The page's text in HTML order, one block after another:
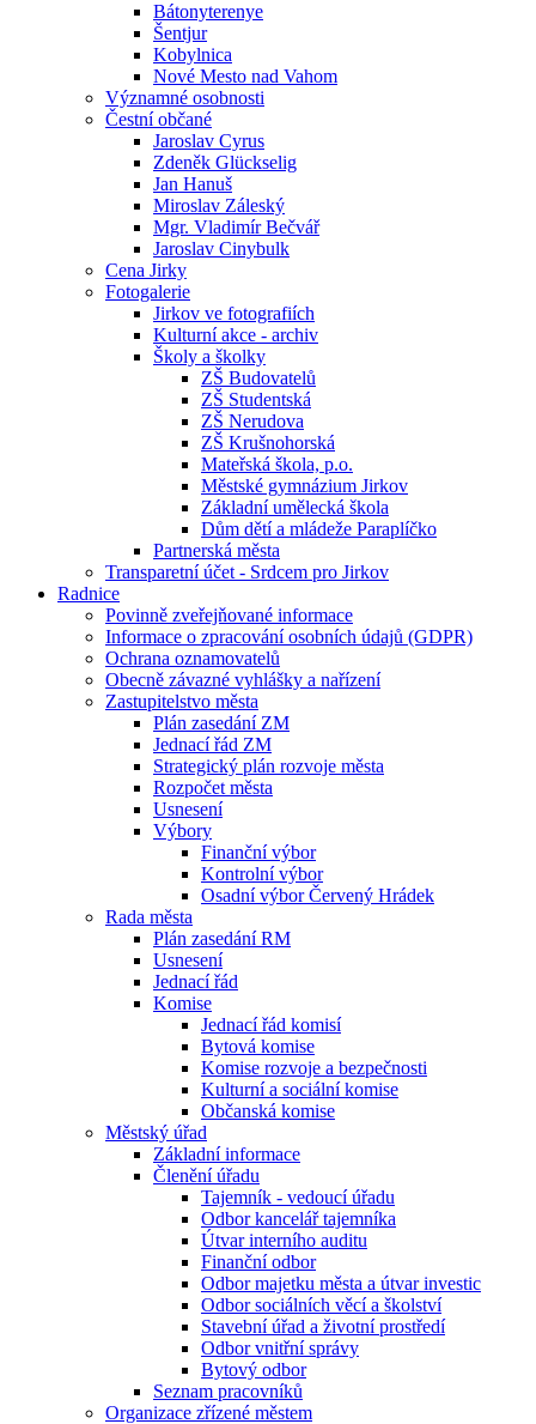
Bátonyterenye
Šentjur
Kobylnica
Nové Mesto nad Vahom
Významné osobnosti
Čestní občané
Jaroslav Cyrus
Zdeněk Glückselig
Jan Hanuš
Miroslav Záleský
Mgr. Vladimír Bečvář
Jaroslav Cinybulk
Cena Jirky
Fotogalerie
Jirkov ve fotografiích
Kulturní akce - archiv
Školy a školky
ZŠ Budovatelů
ZŠ Studentská
ZŠ Nerudova
ZŠ Krušnohorská
Mateřská škola, p.o.
Městské gymnázium Jirkov
Základní umělecká škola
Dům dětí a mládeže Paraplíčko
Partnerská města
Transparetní účet - Srdcem pro Jirkov
Radnice
Povinně zveřejňované informace
Informace o zpracování osobních údajů (GDPR)
Ochrana oznamovatelů
Obecně závazné vyhlášky a nařízení
Zastupitelstvo města
Plán zasedání ZM
Jednací řád ZM
Strategický plán rozvoje města
Rozpočet města
Usnesení
Výbory
Finanční výbor
Kontrolní výbor
Osadní výbor Červený Hrádek
Rada města
Plán zasedání RM
Usnesení
Jednací řád
Komise
Jednací řád komisí
Bytová komise
Komise rozvoje a bezpečnosti
Kulturní a sociální komise
Občanská komise
Městský úřad
Základní informace
Členění úřadu
Tajemník - vedoucí úřadu
Odbor kancelář tajemníka
Útvar interního auditu
Finanční odbor
Odbor majetku města a útvar investic
Odbor sociálních věcí a školství
Stavební úřad a životní prostředí
Odbor vnitřní správy
Bytový odbor
Seznam pracovníků
Organizace zřízené městem